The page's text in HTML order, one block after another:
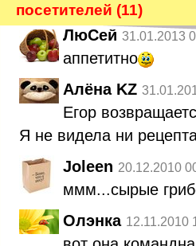
посетителей (11)
ЛюСей 31.01.2013
аппетитно
Алёна KZ
Егор
Я не видела ни
Joleen 20.12.2010
ммм...сырые
Олэнка 12.11.2010